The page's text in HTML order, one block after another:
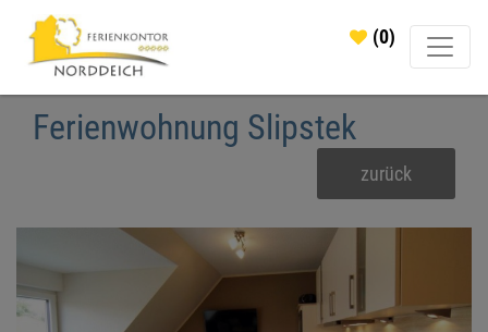
(0)
Ferienwohnung Slipstek
zurück